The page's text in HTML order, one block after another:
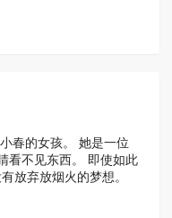
春的女孩。 她是一位
看不见东西。 即使如此
放弃放烟火的梦想。